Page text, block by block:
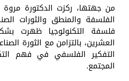
من جهتها، ركزت الدكتورة مروة
الفلسفة والمنطق والثورات
فلسفة التكنولوجيا ظهرت
العشرين، بالتزامن مع الثورة
التفكير الفلسفي في فهم
المجتمع.